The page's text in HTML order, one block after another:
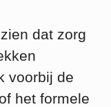
dat zorg
voorbij de
het formele